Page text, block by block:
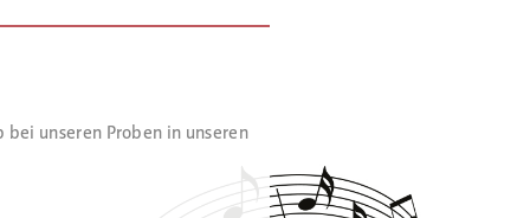
unseren Proben in unseren